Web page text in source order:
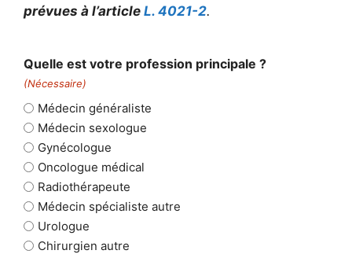
prévues à l’article L. 4021-2.
Quelle est votre profession principale ?
(Nécessaire)
Médecin généraliste
Médecin sexologue
Gynécologue
Oncologue médical
Radiothérapeute
Médecin spécialiste autre
Urologue
Chirurgien autre